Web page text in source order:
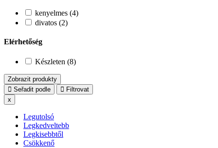
kenyelmes (4)
divatos (2)
Elérhetőség
Készleten (8)
Zobrazit produkty
Seřadit podle
Filtrovat
x
Legutolsó
Legkedveltebb
Legkisebbtől
Csökkenő